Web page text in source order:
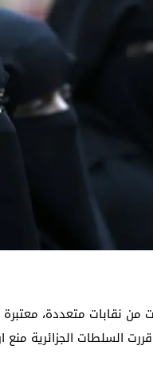
من نقابات متعددة،
السلطات الجزائرية منع